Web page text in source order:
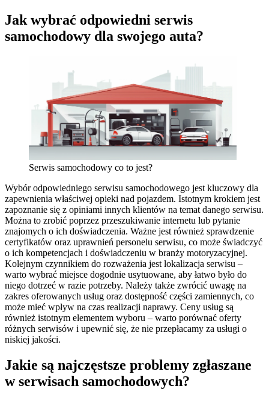
Jak wybrać odpowiedni serwis
samochodowy dla swojego auta?
Serwis samochodowy co to jest?
Wybór odpowiedniego serwisu samochodowego jest kluczowy dla
zapewnienia właściwej opieki nad pojazdem. Istotnym krokiem jest
zapoznanie się z opiniami innych klientów na temat danego serwisu.
Można to zrobić poprzez przeszukiwanie internetu lub pytanie
znajomych o ich doświadczenia. Ważne jest również sprawdzenie
certyfikatów oraz uprawnień personelu serwisu, co może świadczyć
o ich kompetencjach i doświadczeniu w branży motoryzacyjnej.
Kolejnym czynnikiem do rozważenia jest lokalizacja serwisu –
warto wybrać miejsce dogodnie usytuowane, aby łatwo było do
niego dotrzeć w razie potrzeby. Należy także zwrócić uwagę na
zakres oferowanych usług oraz dostępność części zamiennych, co
może mieć wpływ na czas realizacji naprawy. Ceny usług są
również istotnym elementem wyboru – warto porównać oferty
różnych serwisów i upewnić się, że nie przepłacamy za usługi o
niskiej jakości.
Jakie są najczęstsze problemy zgłaszane
w serwisach samochodowych?